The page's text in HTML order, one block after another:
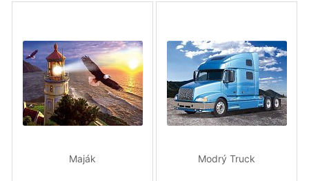
Maják Modrý Truck